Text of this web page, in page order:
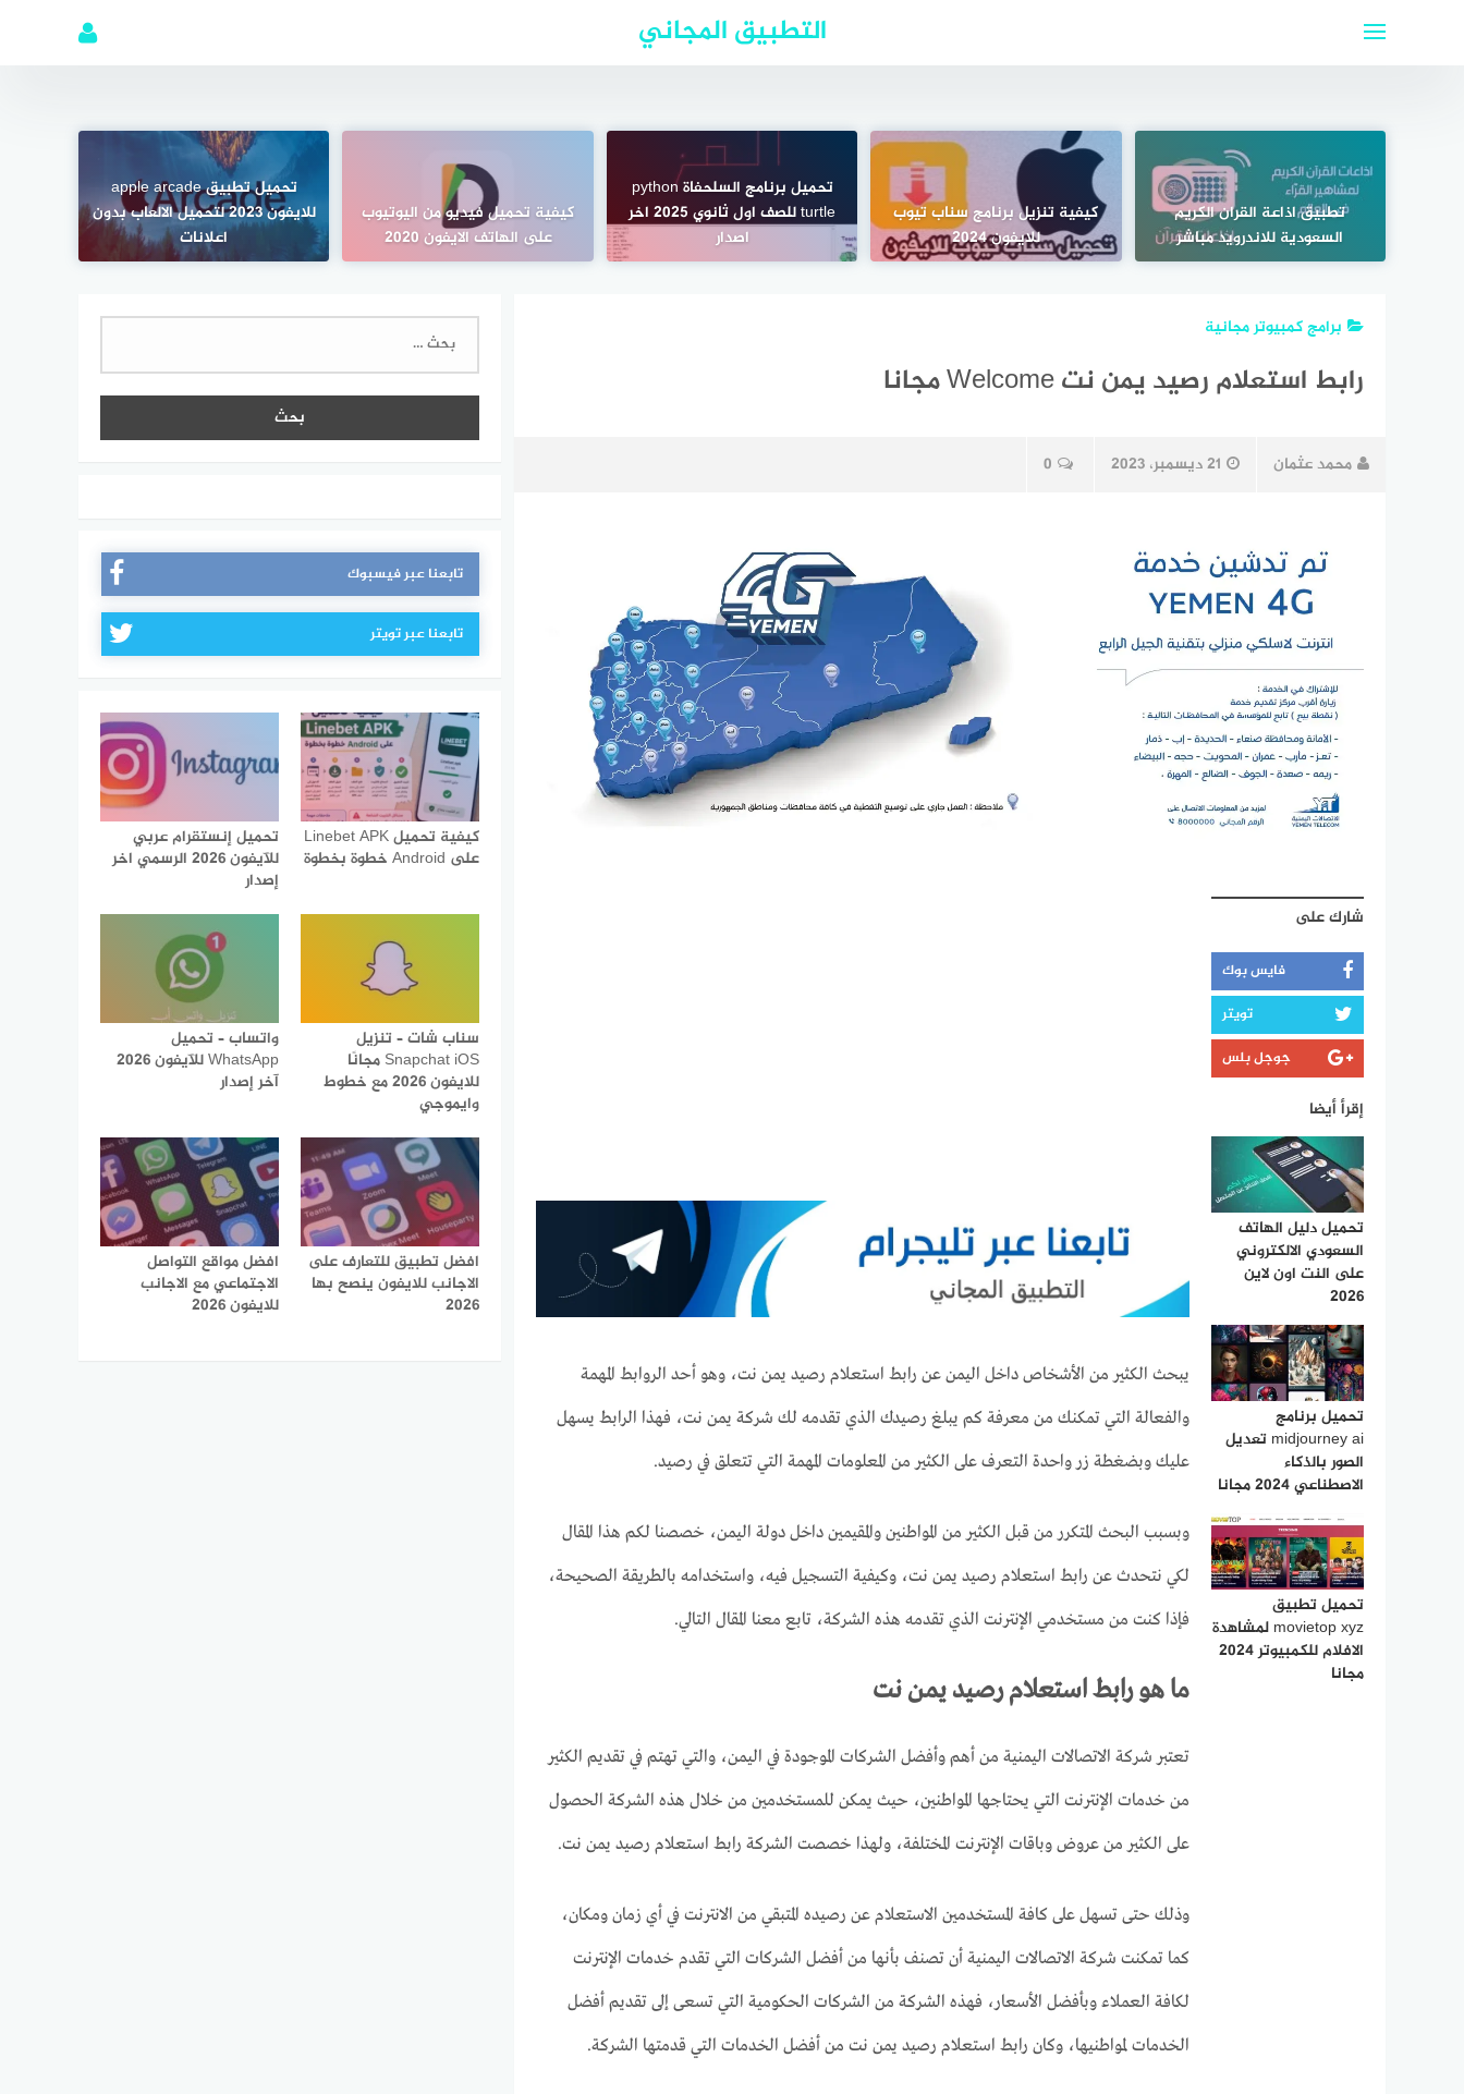
التطبيق المجاني
تطبيق اذاعة القران الكريم
السعودية للاندرويد مباشر
كيفية تنزيل برنامج سناب تيوب
للايفون 2024
تحميل برنامج السلحفاة python
turtle للصف اول ثانوي 2025 اخر
اصدار
كيفية تحميل فيديو من اليوتيوب
على الهاتف الايفون 2020
تحميل تطبيق apple arcade
للايفون 2023 لتحميل الالعاب بدون
اعلانات
برامج كمبيوتر مجانية
رابط استعلام رصيد يمن نت Welcome مجانا
محمد عثمان 21 ديسمبر، 2023 0
يبحث الكثير من الأشخاص داخل اليمن عن رابط استعلام رصيد يمن نت، وهو أحد الروابط المهمة
والفعالة التي تمكنك من معرفة كم يبلغ رصيدك الذي تقدمه لك شركة يمن نت، فهذا الرابط يسهل
عليك وبضغطة زر واحدة التعرف على الكثير من المعلومات المهمة التي تتعلق في رصيد.
وبسبب البحث المتكرر من قبل الكثير من المواطنين والمقيمين داخل دولة اليمن، خصصنا لكم هذا المقال
لكي نتحدث عن رابط استعلام رصيد يمن نت، وكيفية التسجيل فيه، واستخدامه بالطريقة الصحيحة،
فإذا كنت من مستخدمي الإنترنت الذي تقدمه هذه الشركة، تابع معنا المقال التالي.
ما هو رابط استعلام رصيد يمن نت
تعتبر شركة الاتصالات اليمنية من أهم وأفضل الشركات الموجودة في اليمن، والتي تهتم في تقديم الكثير
من خدمات الإنترنت التي يحتاجها المواطنين، حيث يمكن للمستخدمين من خلال هذه الشركة الحصول
على الكثير من عروض وباقات الإنترنت المختلفة، ولهذا خصصت الشركة رابط استعلام رصيد يمن نت.
وذلك حتى تسهل على كافة المستخدمين الاستعلام عن رصيده المتبقي من الانترنت في أي زمان ومكان،
كما تمكنت شركة الاتصالات اليمنية أن تصنف بأنها من أفضل الشركات التي تقدم خدمات الإنترنت
لكافة العملاء وبأفضل الأسعار، فهذه الشركة من الشركات الحكومية التي تسعى إلى تقديم أفضل
الخدمات لمواطنيها، وكان رابط استعلام رصيد يمن نت من أفضل الخدمات التي قدمتها الشركة.
شارك على
فايس بوك
تويتر
جوجل بلس
إقرأ أيضا
تحميل دليل الهاتف
السعودي الالكتروني
على النت اون لاين
2026
تحميل برنامج
midjourney ai تعديل
الصور بالذكاء
الاصطناعي 2024 مجانا
تحميل تطبيق
movietop xyz لمشاهدة
الافلام للكمبيوتر 2024
مجانا
البحث
تابعنا عبر فيسبوك
تابعنا عبر تويتر
كيفية تحميل Linebet APK
على Android خطوة بخطوة
تحميل إنستقرام عربي
للآيفون 2026 الرسمي اخر
إصدار
سناب شات – تنزيل
Snapchat iOS مجانًا
للايفون 2026 مع خطوط
وايموجي
واتساب – تحميل
WhatsApp للآيفون 2026
آخر إصدار
افضل تطبيق للتعارف على
الاجانب للايفون ينصح بها
2026
افضل مواقع التواصل
الاجتماعي مع الاجانب
للايفون 2026